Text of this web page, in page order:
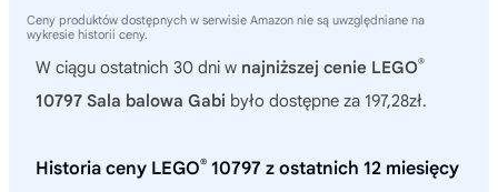
Ceny produktów dostępnych w serwisie Amazon nie są uwzględniane na
wykresie historii ceny.
W ciągu ostatnich 30 dni w najniższej cenie LEGO®
10797 Sala balowa Gabi było dostępne za 197,28zł.
Historia ceny LEGO® 10797 z ostatnich 12 miesięcy